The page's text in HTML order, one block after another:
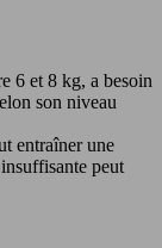
6 et 8 kg, a besoin
son niveau
entraîner une
peut